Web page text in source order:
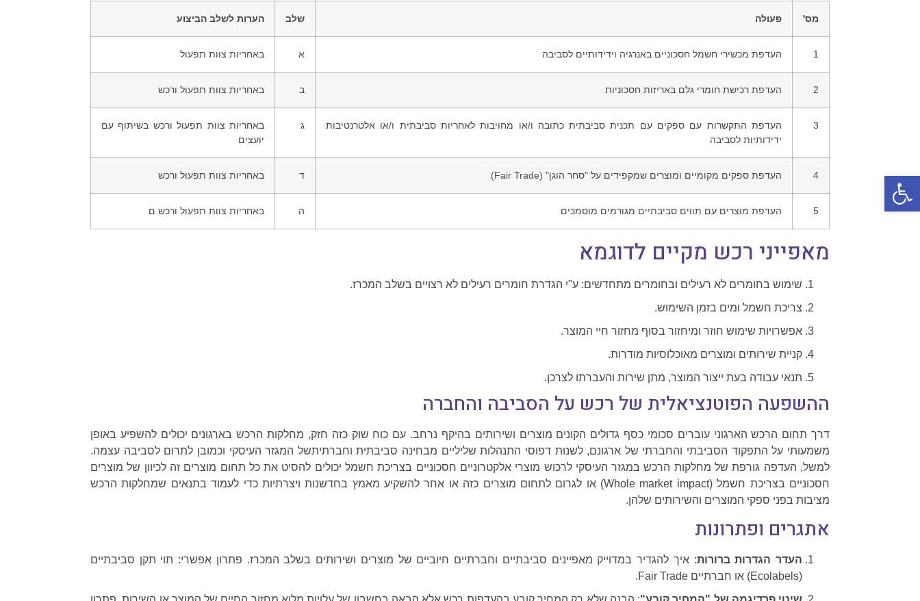
פתח סרגל נגישות
מס' פעולה שלב הערות לשלב הביצוע
1 העדפת מכשירי חשמל חסכוניים באנרגיה וידידותיים לסביבה א באחריות צוות תפעול
2 העדפת רכישת חומרי גלם באריזות חסכוניות ב באחריות צוות תפעול ורכש
3
העדפת התקשרות עם ספקים עם תכנית סביבתית כתובה ו/או מחויבות לאחריות סביבתית ו/או אלטרנטיבות
ידידותיות לסביבה
ג
באחריות צוות תפעול ורכש בשיתוף עם
יועצים
4 העדפת ספקים מקומיים ומוצרים שמקפידים על "סחר הוגן" (Fair Trade) ד באחריות צוות תפעול ורכש
5 העדפת מוצרים עם תווים סביבתיים מגורמים מוסמכים ה באחריות צוות תפעול ורכש ם
מאפייני רכש מקיים לדוגמא
שימוש בחומרים לא רעילים ובחומרים מתחדשים: ע"י הגדרת חומרים רעילים לא רצויים בשלב המכרז.
צריכת חשמל ומים בזמן השימוש.
אפשרויות שימוש חוזר ומיחזור בסוף מחזור חיי המוצר.
קניית שירותים ומוצרים מאוכלוסיות מודרות.
תנאי עבודה בעת ייצור המוצר, מתן שירות והעברתו לצרכן.
ההשפעה הפוטנציאלית של רכש על הסביבה והחברה
דרך תחום הרכש הארגוני עוברים סכומי כסף גדולים הקונים מוצרים ושירותים בהיקף נרחב. עם כוח שוק כזה חזק, מחלקות הרכש בארגונים יכולים להשפיע באופן
משמעותי על התפקוד הסביבתי והחברתי של ארגונם, לשנות דפוסי התנהלות שליליים מבחינה סביבתית וחברתיתשל המגזר העיסקי וכמובן לתרום לסביבה עצמה.
למשל, העדפה גורפת של מחלקות הרכש במגזר העיסקי לרכוש מוצרי אלקטרוניים חסכוניים בצריכת חשמל יכולים להסיט את כל תחום מוצרים זה לכיוון של מוצרים
חסכוניים בצריכת חשמל (Whole market impact) או לגרום לתחום מוצרים כזה או אחר להשקיע מאמץ בחדשנות ויצרתיות כדי לעמוד בתנאים שמחלקות הרכש
מציבות בפני ספקי המוצרים והשירותים שלהן.
אתגרים ופתרונות
העדר הגדרות ברורות: איך להגדיר במדוייק מאפיינים סביבתיים וחברתיים חיוביים של מוצרים ושירותים בשלב המכרז. פתרון אפשרי: תוי תקן סביבתיים
(Ecolabels) או חברתיים Fair Trade.